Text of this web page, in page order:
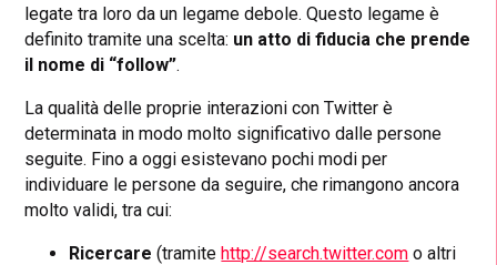
legate tra loro da un legame debole. Questo legame è
definito tramite una scelta: un atto di fiducia che prende
il nome di “follow”.
La qualità delle proprie interazioni con Twitter è
determinata in modo molto significativo dalle persone
seguite. Fino a oggi esistevano pochi modi per
individuare le persone da seguire, che rimangono ancora
molto validi, tra cui:
Ricercare (tramitehttp://search.twitter.com o altri